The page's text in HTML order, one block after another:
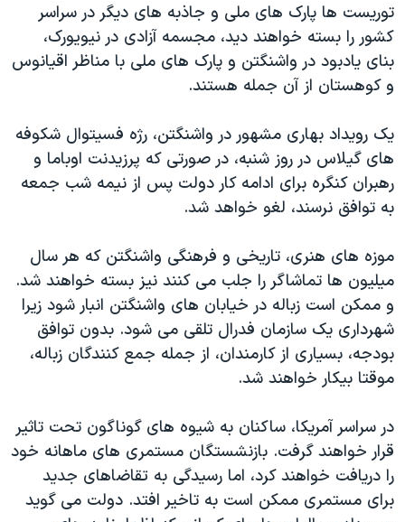
همایش محافظه‌کاران آمریکا «سی‌پک»
صفحه‌های ویژه
سفر پرزیدنت ترامپ به چین
توریست ها پارک های ملی و جاذبه های دیگر در سراسر
کشور را بسته خواهند دید، مجسمه آزادی در نیویورک،
بنای یادبود در واشنگتن و پارک های ملی با مناظر اقیانوس
و کوهستان از آن جمله هستند.
یک رویداد بهاری مشهور در واشنگتن، رژه فسیتوال شکوفه
های گیلاس در روز شنبه، در صورتی که پرزیدنت اوباما و
رهبران کنگره برای ادامه کار دولت پس از نیمه شب جمعه
به توافق نرسند، لغو خواهد شد.
موزه های هنری، تاریخی و فرهنگی واشنگتن که هر سال
میلیون ها تماشاگر را جلب می کنند نیز بسته خواهند شد.
و ممکن است زباله در خیابان های واشنگتن انبار شود زیرا
شهرداری یک سازمان فدرال تلقی می شود. بدون توافق
بودجه، بسیاری از کارمندان، از جمله جمع کنندگان زباله،
موقتا بیکار خواهند شد.
در سراسر آمریکا، ساکنان به شیوه های گوناگون تحت تاثیر
قرار خواهند گرفت. بازنشستگان مستمری های ماهانه خود
را دریافت خواهند کرد، اما رسیدگی به تقاضاهای جدید
برای مستمری ممکن است به تاخیر افتد. دولت می گوید